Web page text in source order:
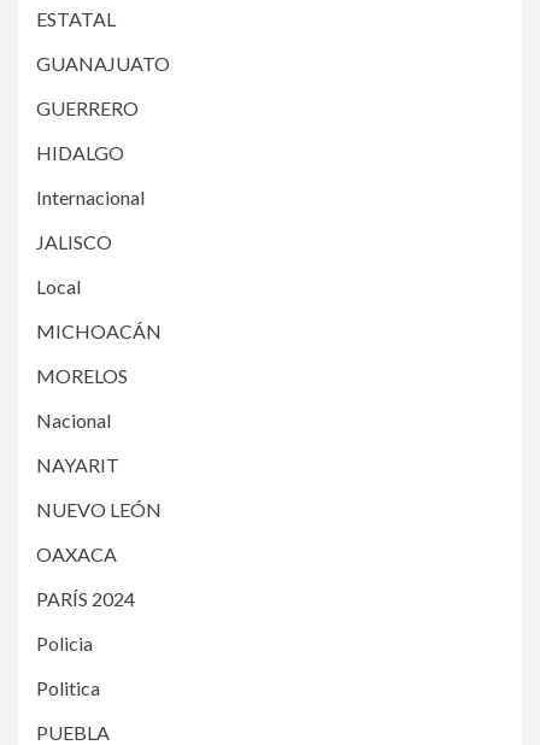
ESTATAL
GUANAJUATO
GUERRERO
HIDALGO
Internacional
JALISCO
Local
MICHOACÁN
MORELOS
Nacional
NAYARIT
NUEVO LEÓN
OAXACA
PARÍS 2024
Policia
Politica
PUEBLA